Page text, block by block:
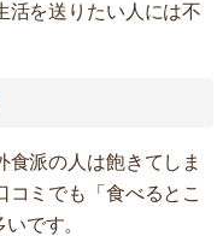
活を送りたい人には不
派の人は飽きてしま
コミでも「食べるとこ
です。